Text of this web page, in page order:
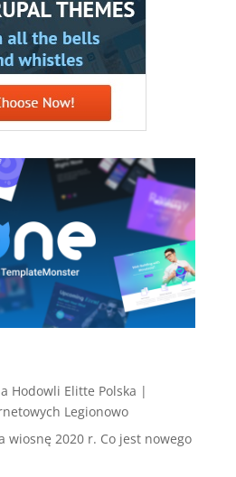
Hodowli Elitte Polska |
Legionowo
wiosnę 2020 r. Co jest nowego